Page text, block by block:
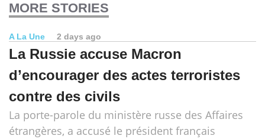
MORE STORIES
A La Une 2 days ago
La Russie accuse Macron
d’encourager des actes terroristes
contre des civils
La porte-parole du ministère russe des Affaires
étrangères, a accusé le président français